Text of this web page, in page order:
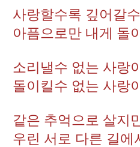
사랑할수록 깊어갈
아픔으로만 내게 돌
소리낼수 없는 사랑
돌이킬수 없는 사랑
같은 추억으로 살지
우린 서로 다른 길에